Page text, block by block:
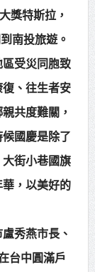
獎特斯拉，
南投旅遊。
受災同胞致
、往生者安
共度難關，
國慶是除了
街小巷國旗
，以美好的
秀燕市長、
台中圓滿戶